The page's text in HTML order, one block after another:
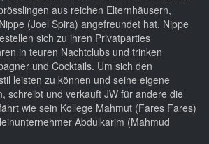
aus reichen Elternhäusern,
(Joel Spira) angefreundet hat. Nippe
sich zu ihren Privatparties
in teuren Nachtclubs und trinken
und Cocktails. Um sich den
leisten zu können und seine eigene
schreibt und verkauft JW für andere die
wie sein Kollege Mahmut (Fares Fares)
Abdulkarim (Mahmud